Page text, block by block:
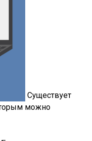
Существует
можно